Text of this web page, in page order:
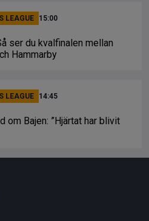
LEAGUE 15:00
ser du kvalfinalen mellan
Hammarby
LEAGUE 14:45
om Bajen: ”Hjärtat har blivit